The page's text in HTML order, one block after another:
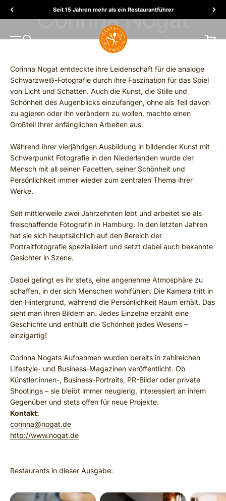
Seit 15 Jahren mehr als ein Restaurantführer
MENU
Search
TasteTwelve
Cart
Corinna Nogat entdeckte ihre Leidenschaft für die analoge
Schwarzweiß-Fotografie durch ihre Faszination für das Spiel
von Licht und Schatten. Auch die Kunst, die Stille und
Schönheit des Augenblicks einzufangen, ohne als Teil davon
zu agieren oder ihn verändern zu wollen, machte einen
Großteil Ihrer anfänglichen Arbeiten aus.
Während ihrer vierjährigen Ausbildung in bildender Kunst mit
Schwerpunkt Fotografie in den Niederlanden wurde der
Mensch mit all seinen Facetten, seiner Schönheit und
Persönlichkeit immer wieder zum zentralen Thema ihrer
Werke.
Seit mittlerweile zwei Jahrzehnten lebt und arbeitet sie als
freischaffende Fotografin in Hamburg. In den letzten Jahren
hat sie sich hauptsächlich auf den Bereich der
Portraitfotografie spezialisiert und setzt dabei auch bekannte
Gesichter in Szene.
Dabei gelingt es ihr stets, eine angenehme Atmosphäre zu
schaffen, in der sich Menschen wohlfühlen. Die Kamera tritt in
den Hintergrund, während die Persönlichkeit Raum erhält. Das
sieht man ihren Bildern an. Jedes Einzelne erzählt eine
Geschichte und enthüllt die Schönheit jedes Wesens –
einzigartig!
Corinna Nogats Aufnahmen wurden bereits in zahlreichen
Lifestyle- und Business-Magazinen veröffentlicht. Ob
Künstler:innen-, Business-Portraits, PR-Bilder oder private
Shootings – sie bleibt immer neugierig, interessiert an ihrem
Gegenüber und stets offen für neue Projekte.
Kontakt:
corinna@nogat.de
http://www.nogat.de